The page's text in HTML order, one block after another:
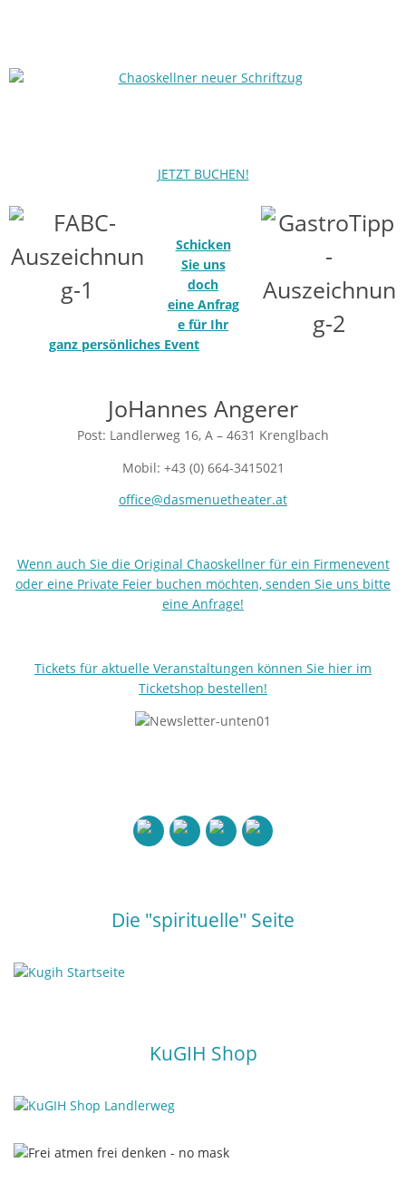
JETZT BUCHEN!
Schicken
Sie uns
doch
eine Anfrag
e für Ihr
ganz persönliches Event
JoHannes Angerer
Post: Landlerweg 16, A – 4631 Krenglbach
Mobil: +43 (0) 664-3415021
office@dasmenuetheater.at
Wenn auch Sie die Original Chaoskellner für ein Firmenevent
oder eine Private Feier buchen möchten, senden Sie uns bitte
eine Anfrage!
Tickets für aktuelle Veranstaltungen können Sie hier im
Ticketshop bestellen!
Die "spirituelle" Seite
KuGIH Shop